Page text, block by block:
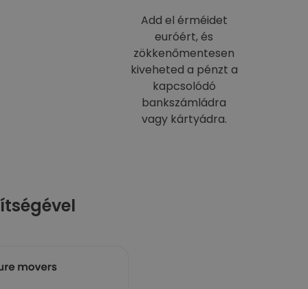
Add el érméidet
euróért, és
zökkenőmentesen
kiveheted a pénzt a
kapcsolódó
bankszámládra
vagy kártyádra.